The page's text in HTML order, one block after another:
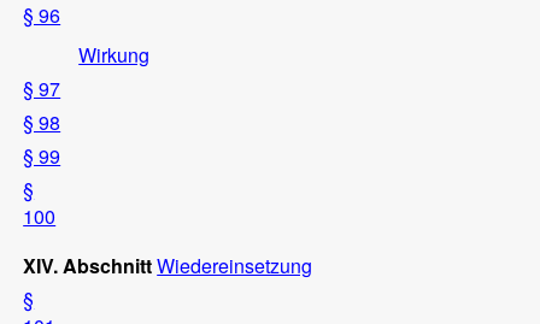
§ 96
Wirkung
§ 97
§ 98
§ 99
§
100
XIV. AbschnittWiedereinsetzung
§